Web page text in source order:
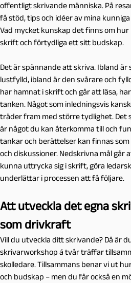
offentligt skrivande människa. På
få stöd, tips och idéer av mina kunniga
Vad mycket kunskap det finns om hur
skrift och förtydliga ett sitt budskap.
Det är spännande att skriva. Ibland är
lustfylld, ibland är den svårare och
har hamnat i skrift och går att läsa,
tanken. Något som inledningsvis
träder fram med större tydlighet. Det
är något du kan återkomma till och
tankar och berättelser kan finnas
och diskussioner. Nedskrivna mål går
kunna uttrycka sig i skrift, göra
underlättar i processen att få följare.
Att utveckla det egna
som drivkraft
Vill du utveckla ditt skrivande? Då är
skrivarworkshop á tvår träffar
skolledare. Tillsammans benar vi ut
och budskap – men du får också en